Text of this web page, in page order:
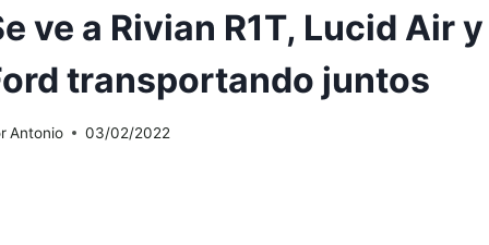
ve a Rivian R1T, Lucid Air y
transportando juntos
Antonio 03/02/2022